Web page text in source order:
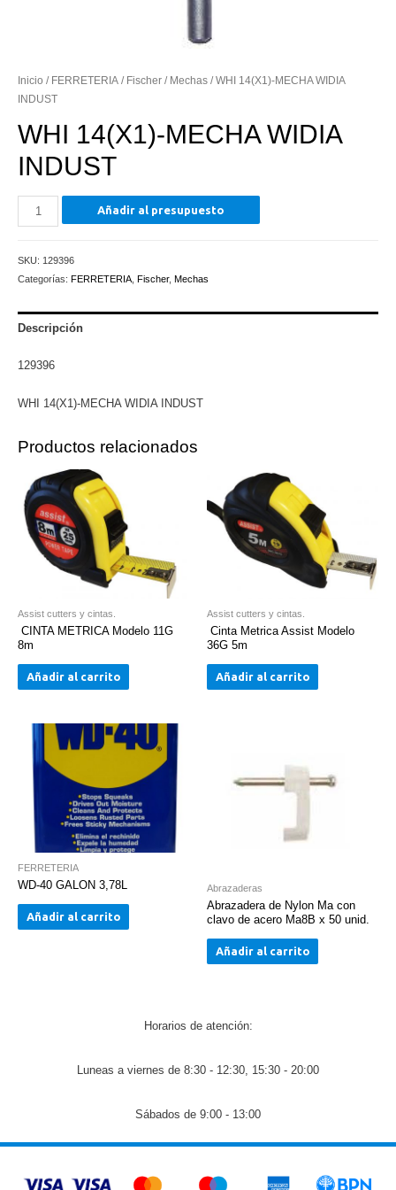
Inicio / FERRETERIA / Fischer / Mechas / WHI 14(X1)-MECHA WIDIA
INDUST
WHI 14(X1)-MECHA WIDIA
INDUST
WHI
14(X1)-
WIDIA
INDUST
Añadir al presupuesto
SKU: 129396
Categorías: FERRETERIA Fischer, Mechas
Descripción
129396
WHI 14(X1)-MECHA WIDIA INDUST
Productos relacionados
Assist cutters y cintas.
CINTA METRICA Modelo 11G
8m
Añadir al carrito
Assist cutters y cintas.
Cinta Metrica Assist Modelo
36G 5m
Añadir al carrito
FERRETERIA
WD-40 GALON 3,78L
Añadir al carrito
Abrazaderas
Abrazadera de Nylon Ma con
clavo de acero Ma8B x 50 unid.
Añadir al carrito
Horarios de atención:
Luneas a viernes de 8:30 - 12:30, 15:30 - 20:00
Sábados de 9:00 - 13:00